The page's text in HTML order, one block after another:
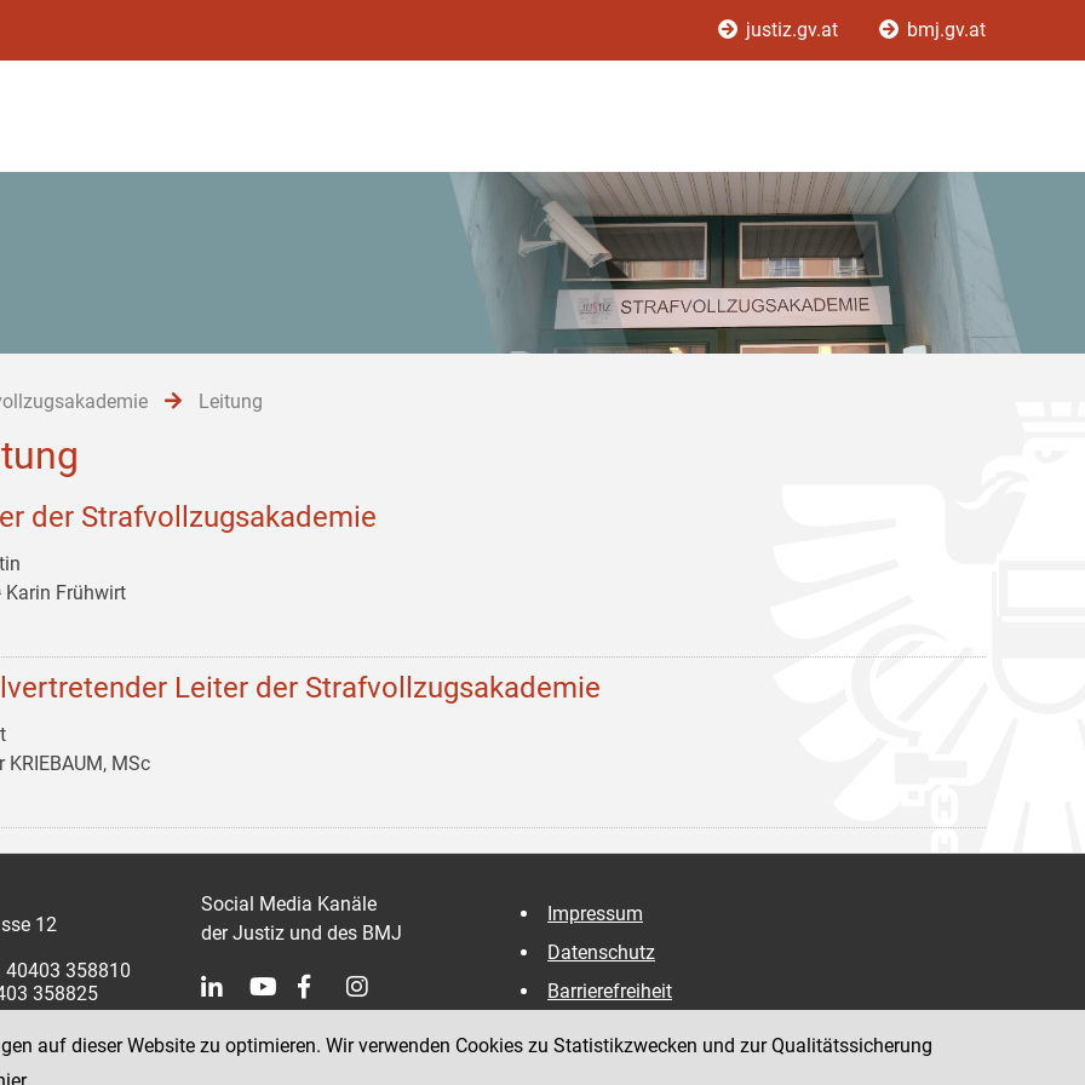
justiz.gv.at bmj.gv.at
Leitung
der Strafvollzugsakademie
Karin Frühwirt
Leiter der Strafvollzugsakademie
KRIEBAUM, MSc
12
40403 358810
358825
Social Media Kanäle
der Justiz und des BMJ
Impressum
Datenschutz
Barrierefreiheit
auf dieser Website zu optimieren. Wir verwenden Cookies zu Statistikzwecken und zur Qualitätssicherung